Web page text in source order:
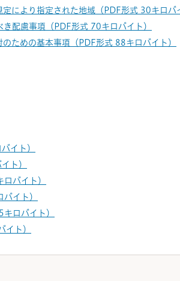
により指定された地域（PDF形式 30キロバ
配慮事項（PDF形式 70キロバイト）
ための基本事項（PDF形式 88キロバイト）
イト）
ト）
バイト）
イト）
ロバイト）
ト）